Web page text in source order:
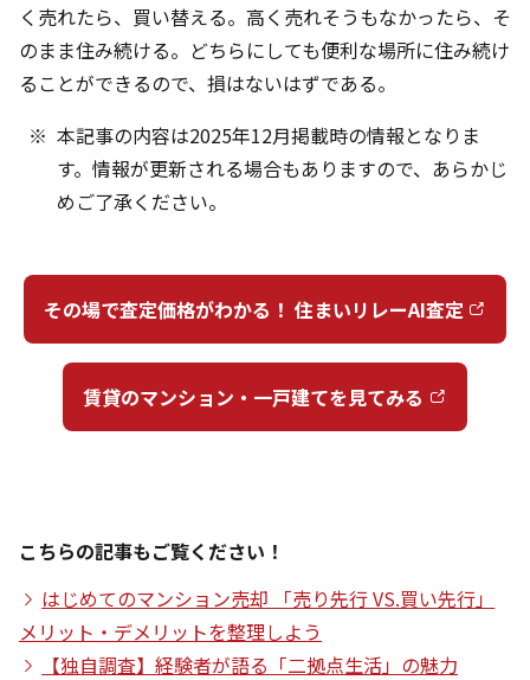
く売れたら、買い替える。高く売れそうもなかったら、そ
のまま住み続ける。どちらにしても便利な場所に住み続け
ることができるので、損はないはずである。
本記事の内容は2025年12月掲載時の情報となりま
す。情報が更新される場合もありますので、あらかじ
めご了承ください。
その場で査定価格がわかる！ 住まいリレーAI査定
賃貸のマンション・一戸建てを見てみる
こちらの記事もご覧ください！
はじめてのマンション売却 「売り先行 VS.買い先行」
メリット・デメリットを整理しよう
【独自調査】経験者が語る「二拠点生活」の魅力